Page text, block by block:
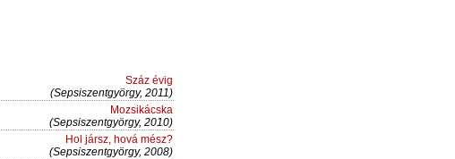
Száz évig
(Sepsiszentgyörgy, 2011)
Mozsikácska
(Sepsiszentgyörgy, 2010)
Hol jársz, hová mész?
(Sepsiszentgyörgy, 2008)